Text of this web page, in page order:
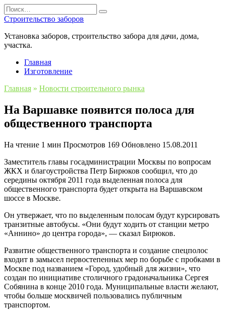
Перейти
к
содержанию
Search
for:
Строительство заборов
Установка заборов, строительство забора для дачи, дома,
участка.
Главная
Изготовление
Главная » Новости строительного рынка
На Варшавке появится полоса для
общественного транспорта
На чтение 1 мин Просмотров 169 Обновлено 15.08.2011
Заместитель главы госадминистрации Москвы по вопросам
ЖКХ и благоустройства Петр Бирюков сообщил, что до
середины октября 2011 года выделенная полоса для
общественного транспорта будет открыта на Варшавском
шоссе в Москве.
Он утвержает, что по выделенным полосам будут курсировать
транзитные автобусы. «Они будут ходить от станции метро
«Аннино» до центра города», — сказал Бирюков.
Развитие общественного транспорта и создание спецполос
входит в замысел первостепенных мер по борьбе с пробками в
Москве под названием «Город, удобный для жизни», что
создан по инициативе столичного градоначальника Сергея
Собянина в конце 2010 года. Муниципальные власти желают,
чтобы больше москвичей пользовались публичным
транспортом.